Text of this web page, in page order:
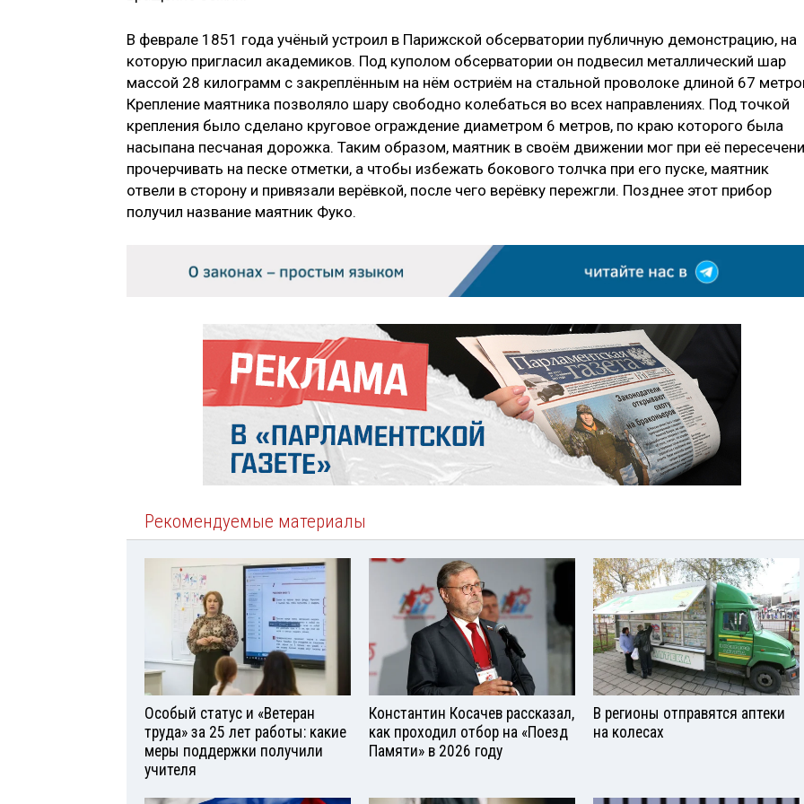
В феврале 1851 года учёный устроил в Парижской обсерватории публичную демонстрацию, на
которую пригласил академиков. Под куполом обсерватории он подвесил металлический шар
массой 28 килограмм с закреплённым на нём остриём на стальной проволоке длиной 67
Крепление маятника позволяло шару свободно колебаться во всех направлениях. Под точкой
крепления было сделано круговое ограждение диаметром 6 метров, по краю которого была
насыпана песчаная дорожка. Таким образом, маятник в своём движении мог при её
прочерчивать на песке отметки, а чтобы избежать бокового толчка при его пуске, маятник
отвели в сторону и привязали верёвкой, после чего верёвку пережгли. Позднее этот прибор
получил название маятник Фуко.
Рекомендуемые материалы
Особый статус и «Ветеран
труда» за 25 лет работы: какие
меры поддержки получили
учителя
Константин Косачев рассказал,
как проходил отбор на «Поезд
Памяти» в 2026 году
В регионы отправятся аптеки
на колесах